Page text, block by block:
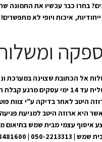
בחרו כבר עכשיו את התמונה
איכות ויופי לא מתפשרים!
אל הכתובת שצוינה במערכת
אלייך באמצעות שליח עד 14 ימי עסקים
היטב לאחר בדיקה ע"י צוות
היא ארוזה היטב למניעת פגיעה
איסוף עצמי מבית שמש בתיאום